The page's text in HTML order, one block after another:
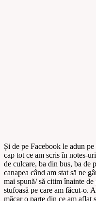
Și de pe Facebook le adun
cap tot ce am scris în notes-
de culcare, ba din bus, ba de
canapea când am stat să ne
mai spună/ să citim înainte
stufoasă pe care am făcut-o.
măcar o parte din ce am